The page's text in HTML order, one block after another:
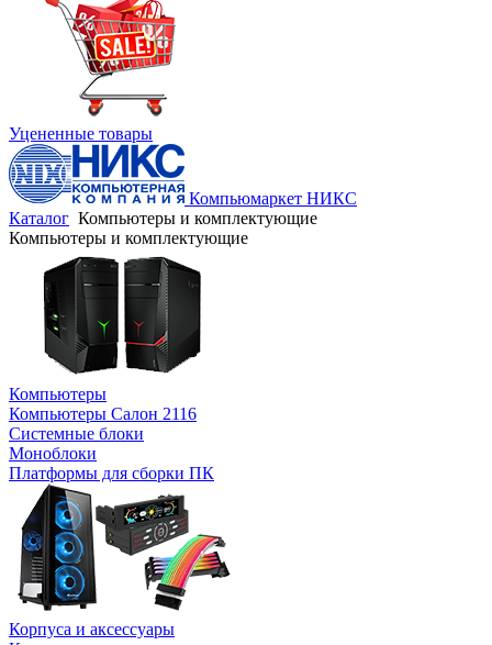
Уцененные товары
Компьюмаркет НИКС
Каталог Компьютеры и комплектующие
Компьютеры и комплектующие
Компьютеры
Компьютеры Салон 2116
Системные блоки
Моноблоки
Платформы для сборки ПК
Корпуса и аксессуары